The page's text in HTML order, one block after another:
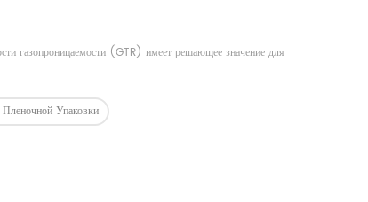
газопроницаемости (GTR) имеет решающее значение для
Пленочной Упаковки